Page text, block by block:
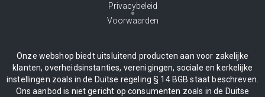
Privacybeleid
Voorwaarden
Onze webshop biedt uitsluitend producten aan voor zakelijke
klanten, overheidsinstanties, verenigingen, sociale en kerkelijke
instellingen zoals in de Duitse regeling § 14 BGB staat beschreven.
Ons aanbod is niet gericht op consumenten zoals in de Duitse